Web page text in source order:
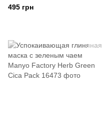
Peel AHA
495 грн